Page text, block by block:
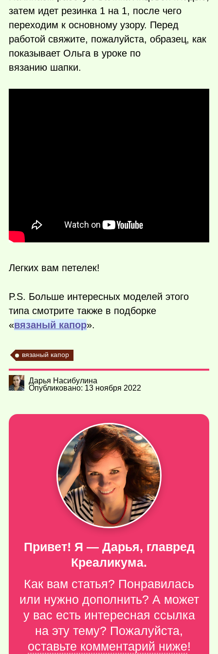
затем идет резинка 1 на 1, после чего
переходим к основному узору. Перед
работой свяжите, пожалуйста, образец, как
показывает Ольга в уроке по
вязанию шапки.
Легких вам петелек!
P.S. Больше интересных моделей этого
типа смотрите также в подборке
«вязаный капор».
вязаный капор
Дарья Насибулина
Опубликовано: 13 ноября 2022
Привет! Я — Дарья, главред
Креаликума.
Как вам статья? Понравилась
или нужно дополнить? А может
у вас есть интересная ссылка
на эту тему? Пожалуйста,
оставьте комментарий ниже!